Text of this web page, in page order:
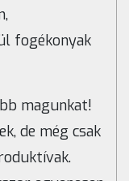
fogékonyak
magunkat!
de még csak